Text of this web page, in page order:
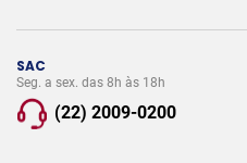
SAC
Seg. a sex. das 8h às 18h
(22) 2009-0200